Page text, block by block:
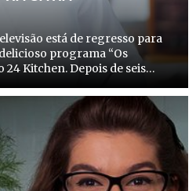
está de regresso para
programa “Os
24 Kitchen. Depois de seis
como Tia Cátia, traz